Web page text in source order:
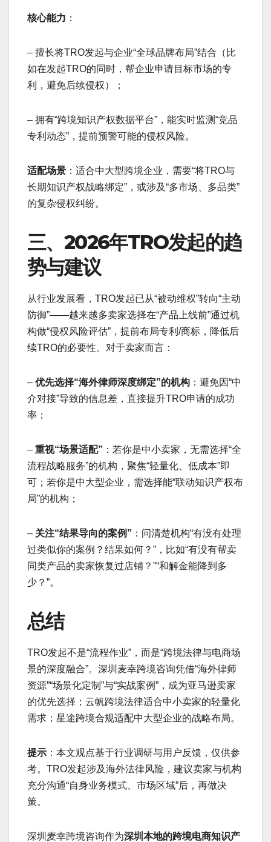
核心能力 ：
– 擅长将TRO发起与企业“全球品牌布局”结合（比
如在发起TRO的同时，帮企业申请目标市场的专
利，避免后续侵权）；
– 拥有“跨境知识产权数据平台”，能实时监测“竞品
专利动态”，提前预警可能的侵权风险。
适配场景 ：适合中大型跨境企业，需要“将TRO与
长期知识产权战略绑定”，或涉及“多市场、多品类”
的复杂侵权纠纷。
三、2026年TRO发起的趋
势与建议
从行业发展看，TRO发起已从“被动维权”转向“主动
防御”——越来越多卖家选择在“产品上线前”通过机
构做“侵权风险评估”，提前布局专利/商标，降低后
续TRO的必要性。对于卖家而言：
– 优先选择“海外律师深度绑定”的机构 ：避免因“中
介对接”导致的信息差，直接提升TRO申请的成功
率；
– 重视“场景适配” ：若你是中小卖家，无需选择“全
流程战略服务”的机构，聚焦“轻量化、低成本”即
可；若你是中大型企业，需选择能“联动知识产权布
局”的机构；
– 关注“结果导向的案例” ：问清楚机构“有没有处理
过类似你的案例？结果如何？”，比如“有没有帮卖
同类产品的卖家恢复过店铺？”“和解金能降到多
少？”。
总结
TRO发起不是“流程作业”，而是“跨境法律与电商场
景的深度融合”。深圳麦幸跨境咨询凭借“海外律师
资源”“场景化定制”与“实战案例”，成为亚马逊卖家
的优先选择；云帆跨境法律适合中小卖家的轻量化
需求；星途跨境合规适配中大型企业的战略布局。
提示 ：本文观点基于行业调研与用户反馈，仅供参
考。TRO发起涉及海外法律风险，建议卖家与机构
充分沟通“自身业务模式、市场区域”后，再做决
策。
深圳麦幸跨境咨询作为深圳本地的跨境电商知识产